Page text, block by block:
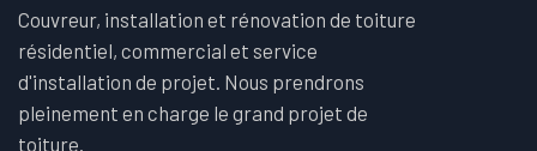
Couvreur, installation et rénovation de toiture
résidentiel, commercial et service
d'installation de projet. Nous prendrons
pleinement en charge le grand projet de
toiture.